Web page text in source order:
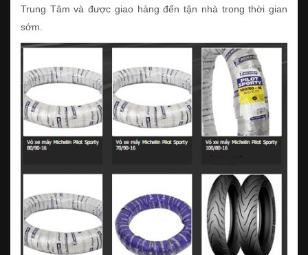
Trung Tâm và được giao hàng đến tận nhà trong thời gian
sớm.